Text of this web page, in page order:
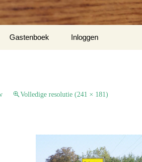
Gastenboek
Inloggen
Volledige resolutie (241 × 181)